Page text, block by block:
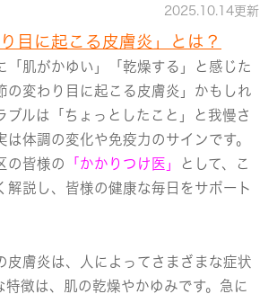
2025.10.14更新
目に起こる皮膚炎」とは？
「肌がかゆい」「乾燥する」と感じた
の変わり目に起こる皮膚炎」かもしれ
ブルは「ちょっとしたこと」と我慢さ
は体調の変化や免疫力のサインです。
の皆様の
「かかりつけ医」
として、こ
解説し、皆様の健康な毎日をサポート
皮膚炎は、人によってさまざまな症状
特徴は、肌の乾燥やかゆみです。急に